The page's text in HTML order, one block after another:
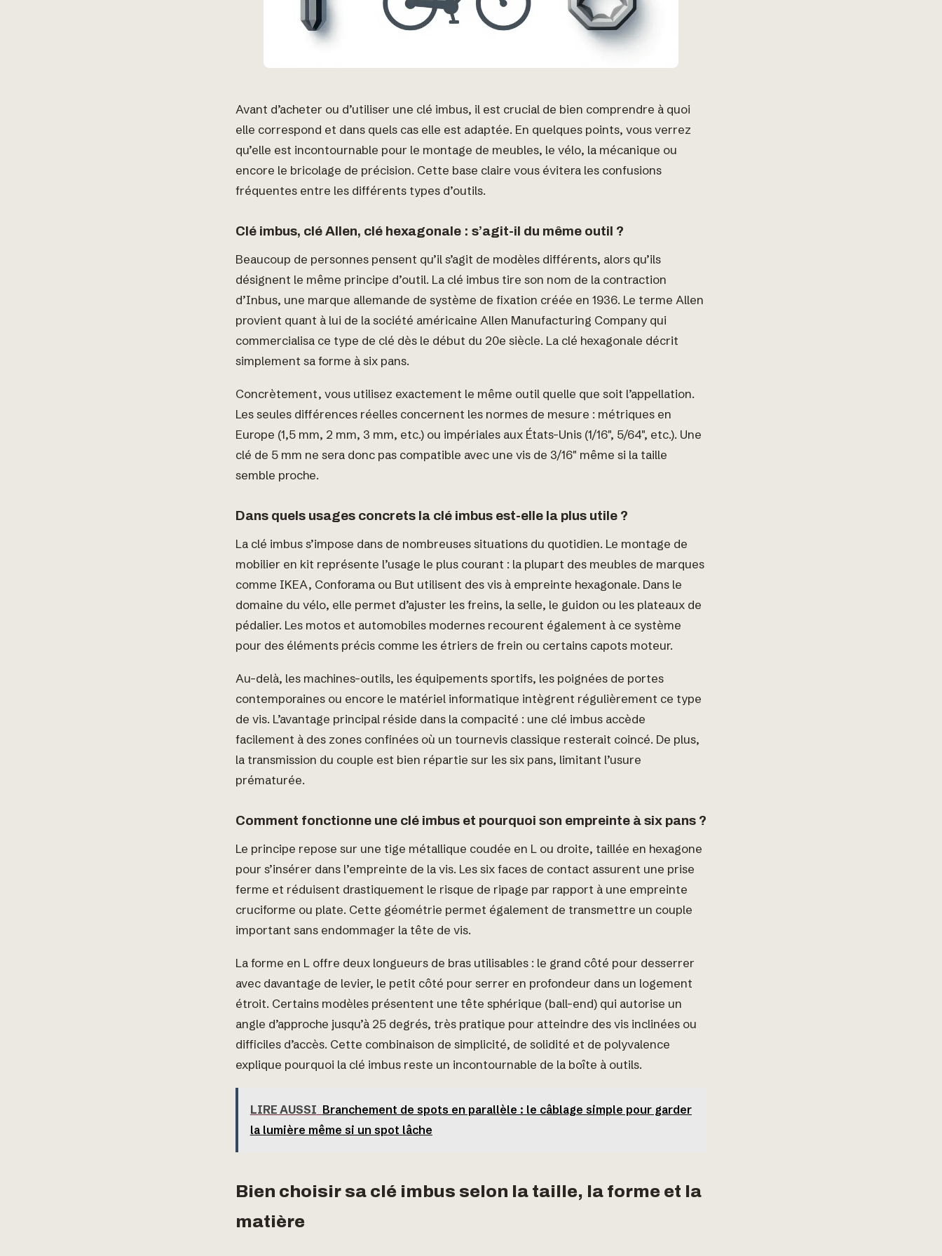
Avant d’acheter ou d’utiliser une clé imbus, il est crucial de bien comprendre à quoi
elle correspond et dans quels cas elle est adaptée. En quelques points, vous verrez
qu’elle est incontournable pour le montage de meubles, le vélo, la mécanique ou
encore le bricolage de précision. Cette base claire vous évitera les confusions
fréquentes entre les différents types d’outils.
Clé imbus, clé Allen, clé hexagonale : s’agit-il du même outil ?
Beaucoup de personnes pensent qu’il s’agit de modèles différents, alors qu’ils
désignent le même principe d’outil. La clé imbus tire son nom de la contraction
d’Inbus, une marque allemande de système de fixation créée en 1936. Le terme Allen
provient quant à lui de la société américaine Allen Manufacturing Company qui
commercialisa ce type de clé dès le début du 20e siècle. La clé hexagonale décrit
simplement sa forme à six pans.
Concrètement, vous utilisez exactement le même outil quelle que soit l’appellation.
Les seules différences réelles concernent les normes de mesure : métriques en
Europe (1,5 mm, 2 mm, 3 mm, etc.) ou impériales aux États-Unis (1/16″, 5/64″, etc.). Une
clé de 5 mm ne sera donc pas compatible avec une vis de 3/16″ même si la taille
semble proche.
Dans quels usages concrets la clé imbus est-elle la plus utile ?
La clé imbus s’impose dans de nombreuses situations du quotidien. Le montage de
mobilier en kit représente l’usage le plus courant : la plupart des meubles de marques
comme IKEA, Conforama ou But utilisent des vis à empreinte hexagonale. Dans le
domaine du vélo, elle permet d’ajuster les freins, la selle, le guidon ou les plateaux de
pédalier. Les motos et automobiles modernes recourent également à ce système
pour des éléments précis comme les étriers de frein ou certains capots moteur.
Au-delà, les machines-outils, les équipements sportifs, les poignées de portes
contemporaines ou encore le matériel informatique intègrent régulièrement ce type
de vis. L’avantage principal réside dans la compacité : une clé imbus accède
facilement à des zones confinées où un tournevis classique resterait coincé. De plus,
la transmission du couple est bien répartie sur les six pans, limitant l’usure
prématurée.
Comment fonctionne une clé imbus et pourquoi son empreinte à six pans ?
Le principe repose sur une tige métallique coudée en L ou droite, taillée en hexagone
pour s’insérer dans l’empreinte de la vis. Les six faces de contact assurent une prise
ferme et réduisent drastiquement le risque de ripage par rapport à une empreinte
cruciforme ou plate. Cette géométrie permet également de transmettre un couple
important sans endommager la tête de vis.
La forme en L offre deux longueurs de bras utilisables : le grand côté pour desserrer
avec davantage de levier, le petit côté pour serrer en profondeur dans un logement
étroit. Certains modèles présentent une tête sphérique (ball-end) qui autorise un
angle d’approche jusqu’à 25 degrés, très pratique pour atteindre des vis inclinées ou
difficiles d’accès. Cette combinaison de simplicité, de solidité et de polyvalence
explique pourquoi la clé imbus reste un incontournable de la boîte à outils.
LIRE AUSSI Branchement de spots en parallèle : le câblage simple pour garder
la lumière même si un spot lâche
Bien choisir sa clé imbus selon la taille, la forme et la
matière